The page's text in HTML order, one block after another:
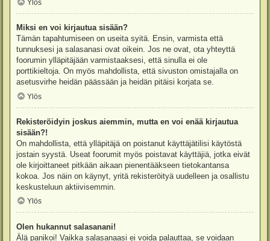
Ylös
Miksi en voi kirjautua sisään?
Tämän tapahtumiseen on useita syitä. Ensin, varmista että
tunnuksesi ja salasanasi ovat oikein. Jos ne ovat, ota yhteyttä
foorumin ylläpitäjään varmistaaksesi, että sinulla ei ole
porttikieltoja. On myös mahdollista, että sivuston omistajalla on
asetusvirhe heidän päässään ja heidän pitäisi korjata se.
Ylös
Rekisteröidyin joskus aiemmin, mutta en voi enää kirjautua
sisään?!
On mahdollista, että ylläpitäjä on poistanut käyttäjätilisi käytöstä
jostain syystä. Useat foorumit myös poistavat käyttäjiä, jotka eivät
ole kirjoittaneet pitkään aikaan pienentääkseen tietokantansa
kokoa. Jos näin on käynyt, yritä rekisteröityä uudelleen ja osallistu
keskusteluun aktiivisemmin.
Ylös
Olen hukannut salasanani!
Älä panikoi! Vaikka salasanaasi ei voida palauttaa, se voidaan